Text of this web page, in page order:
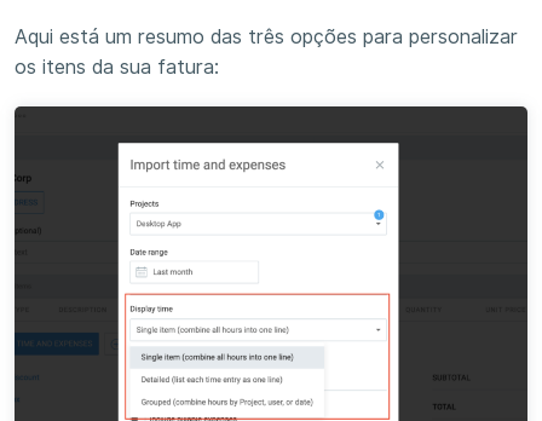
Aqui está um resumo das três opções para personalizar
os itens da sua fatura: